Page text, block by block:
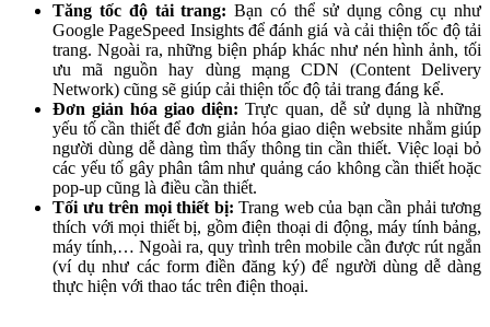
Tăng tốc độ tải trang:Bạn có thể sử dụng công cụ như
Google PageSpeed Insights để đánh giá và cải thiện tốc độ tải
trang. Ngoài ra, những biện pháp khác như nén hình ảnh, tối
ưu mã nguồn hay dùng mạng CDN (Content Delivery
Network) cũng sẽ giúp cải thiện tốc độ tải trang đáng kể.
Đơn giản hóa giao diện: Trực quan, dễ sử dụng là những
yếu tố cần thiết để đơn giản hóa giao diện website nhằm giúp
người dùng dễ dàng tìm thấy thông tin cần thiết. Việc loại bỏ
các yếu tố gây phân tâm như quảng cáo không cần thiết hoặc
pop-up cũng là điều cần thiết.
Tối ưu trên mọi thiết bị: Trang web của bạn cần phải tương
thích với mọi thiết bị, gồm điện thoại di động, máy tính bảng,
máy tính,… Ngoài ra, quy trình trên mobile cần được rút ngắn
(ví dụ như các form điền đăng ký) để người dùng dễ dàng
thực hiện với thao tác trên điện thoại.